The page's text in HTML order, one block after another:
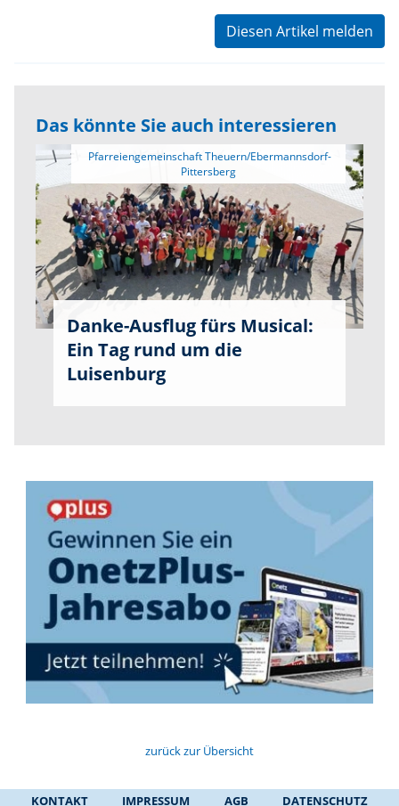
Diesen Artikel melden
Das könnte Sie auch interessieren
Danke-Ausflug fürs Musical:
Ein Tag rund um die
Luisenburg
zurück zur Übersicht
KONTAKT IMPRESSUM AGB DATENSCHUTZ